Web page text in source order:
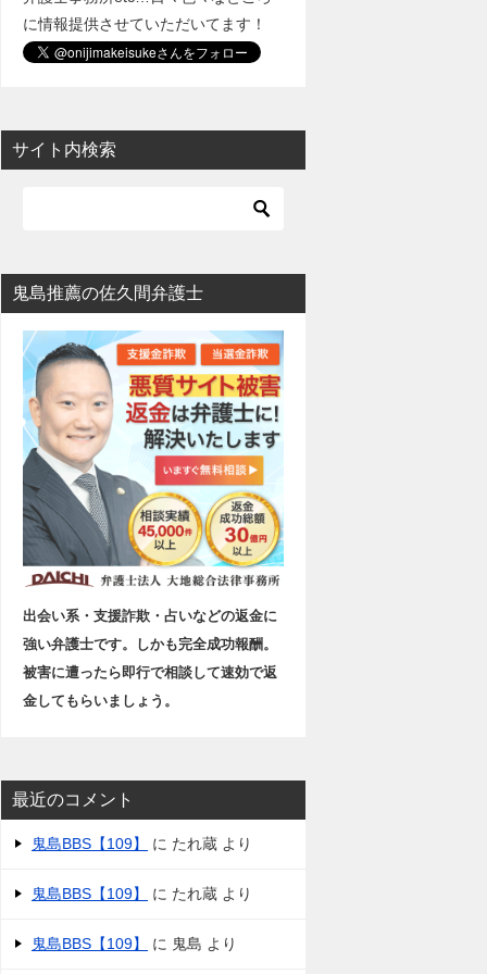
に情報提供させていただいてます！
サイト内検索
鬼島推薦の佐久間弁護士
出会い系・支援詐欺・占いなどの返金に
強い弁護士です。しかも完全成功報酬。
被害に遭ったら即行で相談して速効で返
金してもらいましょう。
最近のコメント
鬼島BBS【109】 に たれ蔵 より
鬼島BBS【109】 に たれ蔵 より
鬼島BBS【109】 に 鬼島 より